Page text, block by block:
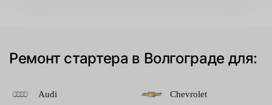
Ремонт стартера в Волгограде для:
Audi Chevrolet